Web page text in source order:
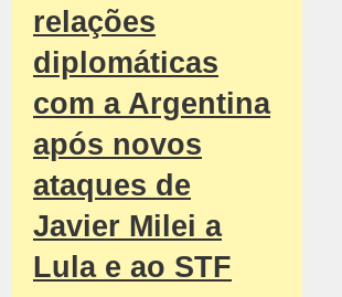
relações
diplomáticas
com a Argentina
após novos
ataques de
Javier Milei a
Lula e ao STF